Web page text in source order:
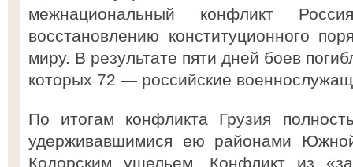
межнациональный конфликт
восстановлению конституционного
миру. В результате пяти дней боев
которых 72 — российские
По итогам конфликта Грузия
удерживавшимися ею районами
Кодорским ущельем. Конфликт из